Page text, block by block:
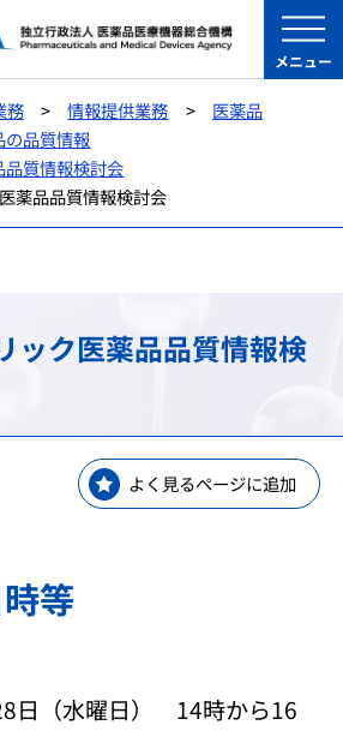
メニュー
務 情報提供業務
医薬品
の品質情報
質情報検討会
薬品品質情報検討会
ック医薬品品質情報検
よく見るページに追加
等
日（水曜日） 14時から16